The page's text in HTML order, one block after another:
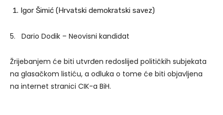
Igor Šimić (Hrvatski demokratski savez)
5. Dario Dodik – Neovisni kandidat
Žrijebanjem će biti utvrđen redoslijed političkih subjekata
na glasačkom listiću, a odluka o tome će biti objavljena
na internet stranici CIK-a BiH.